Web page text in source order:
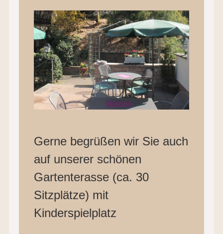
Gerne begrüßen wir Sie auch
auf unserer schönen
Gartenterasse (ca. 30
Sitzplätze) mit
Kinderspielplatz